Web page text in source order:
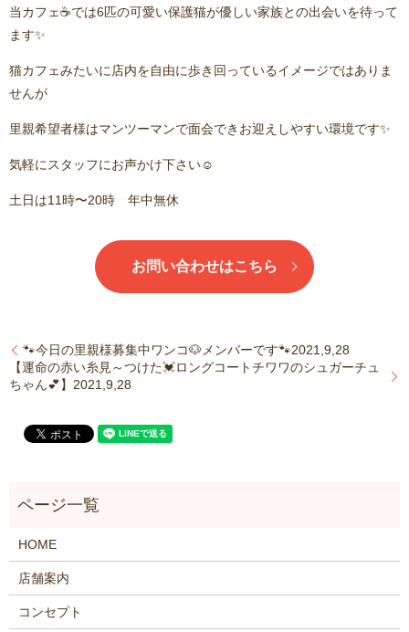
当カフェ☕️では6匹の可愛い保護猫が優しい家族との出会いを待って
ます✨
猫カフェみたいに店内を自由に歩き回っているイメージではありま
せんが
里親希望者様はマンツーマンで面会できお迎えしやすい環境です✨
気軽にスタッフにお声かけ下さい☺️
土日は11時〜20時 年中無休
お問い合わせはこちら
🐾今日の里親様募集中ワンコ🐶メンバーです🐾2021,9,28
【運命の赤い糸見～つけた💓ロングコートチワワのシュガーチュ
ちゃん💕】2021,9,28
HOME
店舗案内
コンセプト